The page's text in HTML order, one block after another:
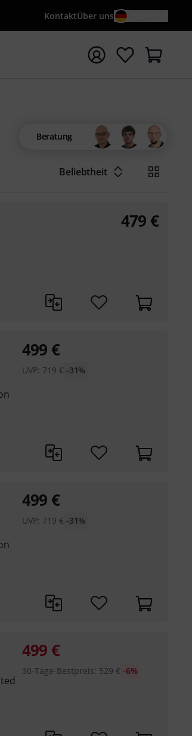
KontaktÜber uns
starten
Beratung
Beliebtheit
479 €
499 €
UVP: 719 € -31%
499 €
UVP: 719 € -31%
499 €
30-Tage-Bestpreis: 529 € -6%